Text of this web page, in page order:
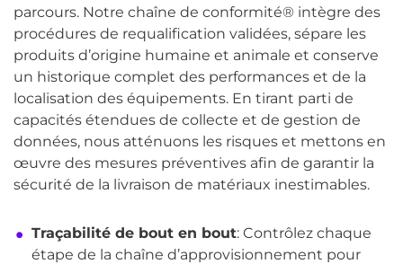
parcours. Notre chaîne de conformité® intègre des
procédures de requalification validées, sépare les
produits d’origine humaine et animale et conserve
un historique complet des performances et de la
localisation des équipements. En tirant parti de
capacités étendues de collecte et de gestion de
données, nous atténuons les risques et mettons en
œuvre des mesures préventives afin de garantir la
sécurité de la livraison de matériaux inestimables.
Traçabilité de bout en bout: Contrôlez chaque
étape de la chaîne d’approvisionnement pour